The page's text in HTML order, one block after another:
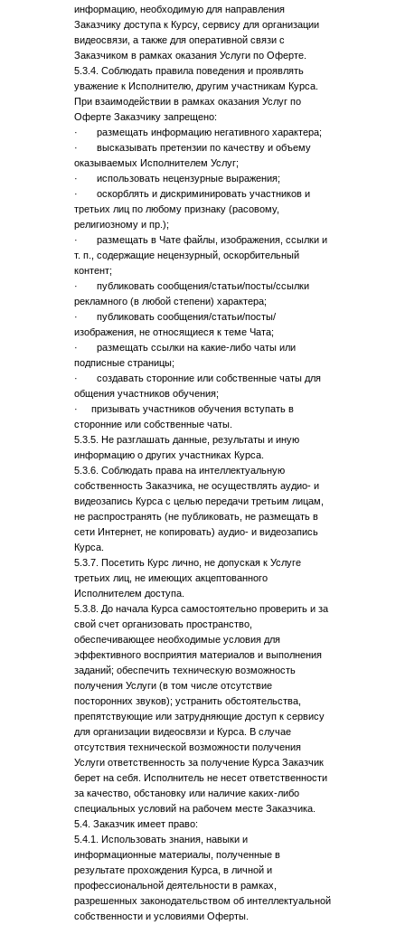
информацию, необходимую для направления
Заказчику доступа к Курсу, сервису для организации
видеосвязи, а также для оперативной связи с
Заказчиком в рамках оказания Услуги по Оферте.
5.3.4. Соблюдать правила поведения и проявлять
уважение к Исполнителю, другим участникам Курса.
При взаимодействии в рамках оказания Услуг по
Оферте Заказчику запрещено:
· размещать информацию негативного характера;
· высказывать претензии по качеству и объему
оказываемых Исполнителем Услуг;
· использовать нецензурные выражения;
· оскорблять и дискриминировать участников и
третьих лиц по любому признаку (расовому,
религиозному и пр.);
· размещать в Чате файлы, изображения, ссылки и
т. п., содержащие нецензурный, оскорбительный
контент;
· публиковать сообщения/статьи/посты/ссылки
рекламного (в любой степени) характера;
· публиковать сообщения/статьи/посты/
изображения, не относящиеся к теме Чата;
· размещать ссылки на какие-либо чаты или
подписные страницы;
· создавать сторонние или собственные чаты для
общения участников обучения;
· призывать участников обучения вступать в
сторонние или собственные чаты.
5.3.5. Не разглашать данные, результаты и иную
информацию о других участниках Курса.
5.3.6. Соблюдать права на интеллектуальную
собственность Заказчика, не осуществлять аудио- и
видеозапись Курса с целью передачи третьим лицам,
не распространять (не публиковать, не размещать в
сети Интернет, не копировать) аудио- и видеозапись
Курса.
5.3.7. Посетить Курс лично, не допуская к Услуге
третьих лиц, не имеющих акцептованного
Исполнителем доступа.
5.3.8. До начала Курса самостоятельно проверить и за
свой счет организовать пространство,
обеспечивающее необходимые условия для
эффективного восприятия материалов и выполнения
заданий; обеспечить техническую возможность
получения Услуги (в том числе отсутствие
посторонних звуков); устранить обстоятельства,
препятствующие или затрудняющие доступ к сервису
для организации видеосвязи и Курса. В случае
отсутствия технической возможности получения
Услуги ответственность за получение Курса Заказчик
берет на себя. Исполнитель не несет ответственности
за качество, обстановку или наличие каких-либо
специальных условий на рабочем месте Заказчика.
5.4. Заказчик имеет право:
5.4.1. Использовать знания, навыки и
информационные материалы, полученные в
результате прохождения Курса, в личной и
профессиональной деятельности в рамках,
разрешенных законодательством об интеллектуальной
собственности и условиями Оферты.